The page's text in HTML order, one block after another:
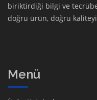
biriktirdiği bilgi ve
doğru ürün, doğru
Menü